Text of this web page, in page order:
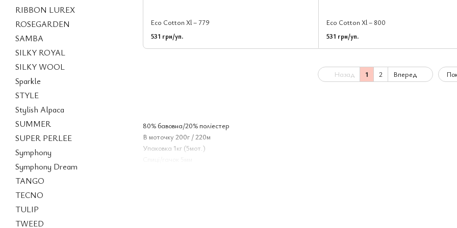
80% бавовна/20% поліестер
В моточку 200г / 220м
Упаковка 1кг (5мот.)
Eco Cotton Xl – 779
531 грн/уп.
Eco Cotton Xl – 800
531 грн/уп.
Назад 1 2 Вперед
RIBBON LUREX
ROSEGARDEN
SAMBA
SILKY ROYAL
SILKY WOOL
Sparkle
STYLE
Stylish Alpaca
SUMMER
SUPER PERLEE
Symphony
Symphony Dream
TANGO
TECNO
TULIP
TWEED